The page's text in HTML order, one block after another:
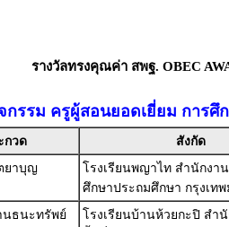
รางวัลทรงคุณค่า สพฐ. OBEC
กรรม ครูผู้สอนยอดเยี่ยม การศึ
กวด
สังกัด
ยาบุญ
โรงเรียนพญาไท สำนักงา
ศึกษาประถมศึกษา กรุงเท
ธนะทรัพย์
โรงเรียนบ้านห้วยกะปิ สำ